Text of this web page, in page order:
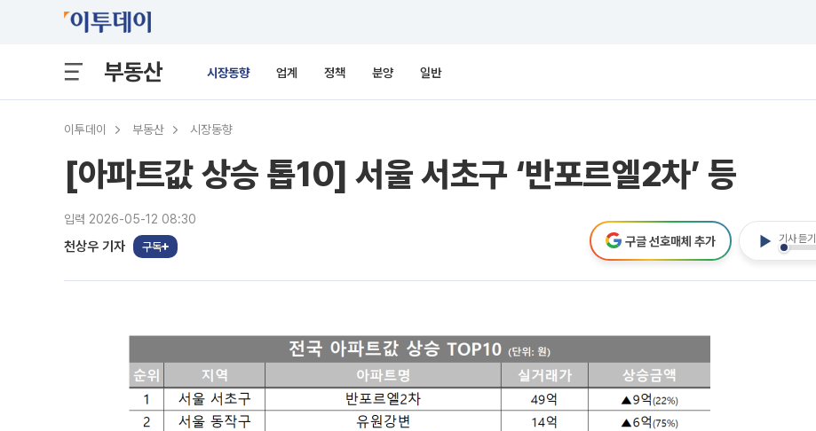
부동산 시장동향 업계 정책 분양 일반
이투데이 부동산 시장동향
[아파트값 상승 톱10] 서울 서초구 ‘반포르엘2차’ 등
입력 2026-05-12 08:30
천상우 기자 구독
기사 듣기
구글 선호매체 추가